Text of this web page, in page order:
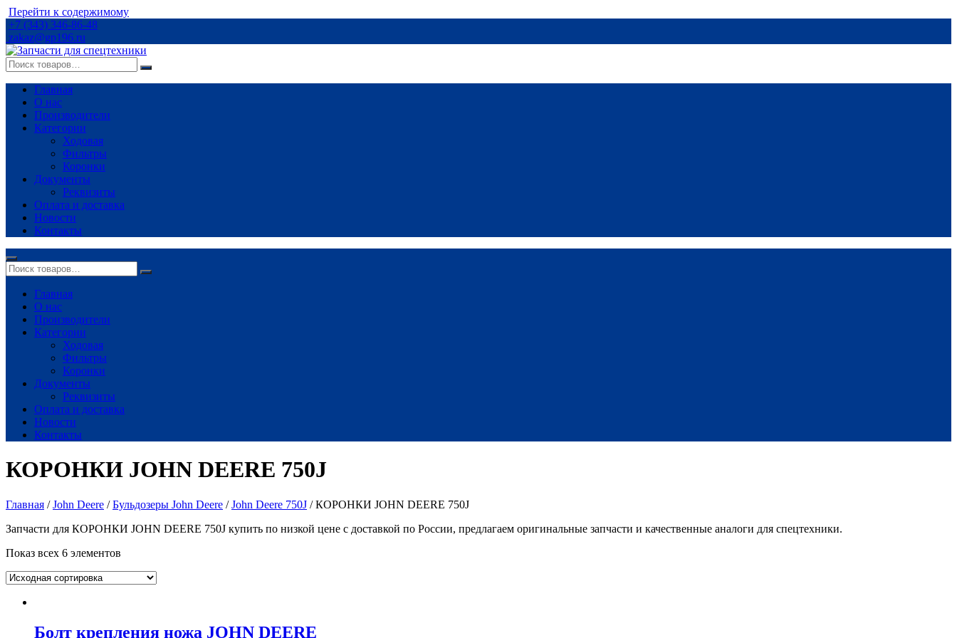
Перейти к содержимому
+7 (343) 346-86-48
zakaz@gp196.ru
Главная
О нас
Производители
Категории
Ходовая
Фильтры
Коронки
Документы
Реквизиты
Оплата и доставка
Новости
Контакты
Главная
О нас
Производители
Категории
Ходовая
Фильтры
Коронки
Документы
Реквизиты
Оплата и доставка
Новости
Контакты
КОРОНКИ JOHN DEERE 750J
Главная /John Deere /Бульдозеры John Deere /John Deere 750J / КОРОНКИ JOHN DEERE 750J
Запчасти для КОРОНКИ JOHN DEERE 750J купить по низкой цене с доставкой по России, предлагаем оригинальные запчасти и качественные аналоги для спецтехники.
Показ всех 6 элементов
Болт крепления ножа JOHN DEERE